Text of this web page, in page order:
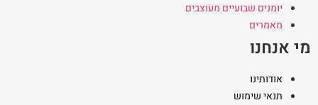
יומנים שבועיים מעוצבים
מאמרים
מי אנחנו
אודותינו
תנאי שימוש